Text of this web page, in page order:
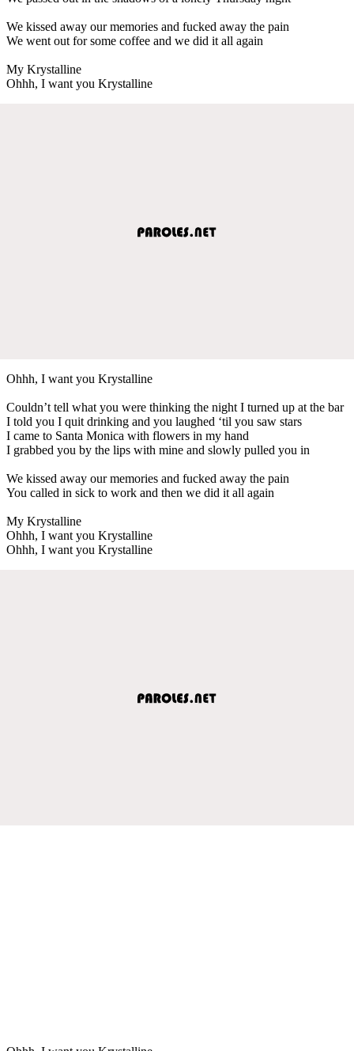
We kissed away our memories and fucked away the pain
We went out for some coffee and we did it all again
My Krystalline
Ohhh, I want you Krystalline
Ohhh, I want you Krystalline
Couldn’t tell what you were thinking the night I turned up at the bar
I told you I quit drinking and you laughed ‘til you saw stars
I came to Santa Monica with flowers in my hand
I grabbed you by the lips with mine and slowly pulled you in
We kissed away our memories and fucked away the pain
You called in sick to work and then we did it all again
My Krystalline
Ohhh, I want you Krystalline
Ohhh, I want you Krystalline